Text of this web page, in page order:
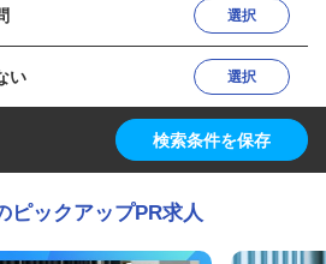
選択
い 選択
検索条件を保存
ピックアップPR求人